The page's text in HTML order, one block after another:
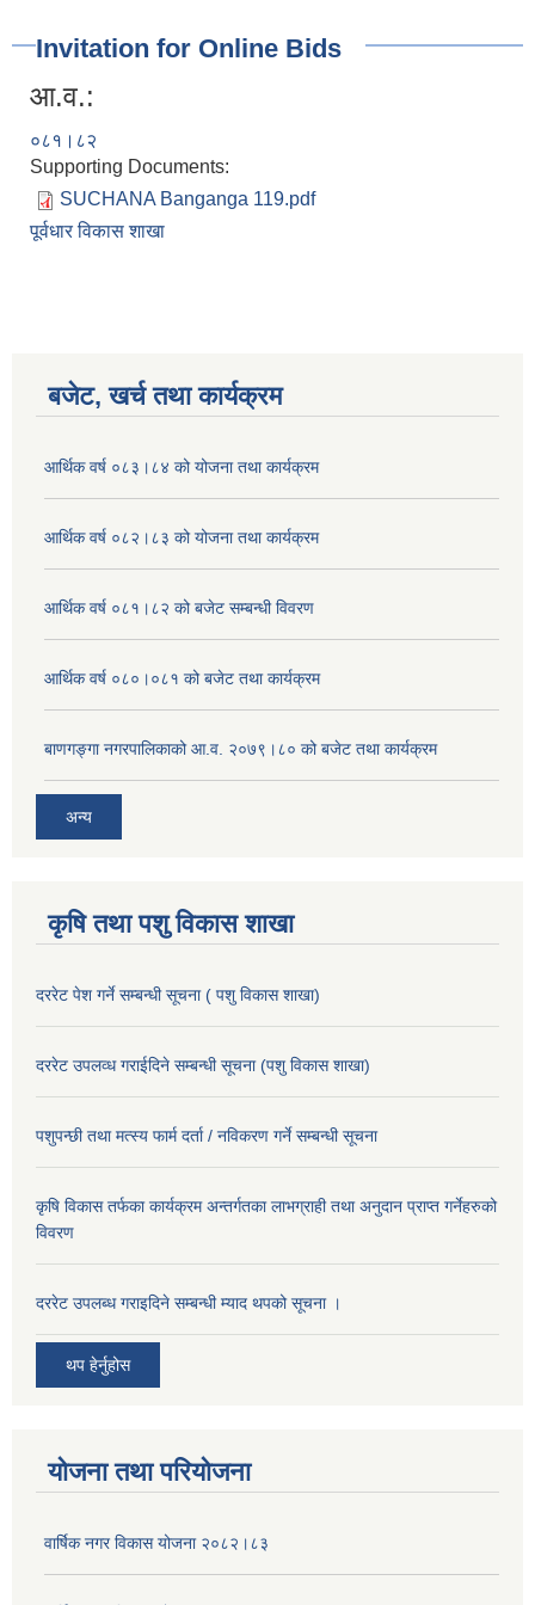
Invitation for Online Bids
आ.व.:
०८१।८२
Supporting Documents:
SUCHANA Banganga 119.pdf
पूर्वधार विकास शाखा
बजेट, खर्च तथा कार्यक्रम
आर्थिक वर्ष ०८३।८४ को योजना तथा कार्यक्रम
आर्थिक वर्ष ०८२।८३ को योजना तथा कार्यक्रम
आर्थिक वर्ष ०८१।८२ को बजेट सम्बन्धी विवरण
आर्थिक वर्ष ०८०।०८१ को बजेट तथा कार्यक्रम
बाणगङ्गा नगरपालिकाको आ.व. २०७९।८० को बजेट तथा कार्यक्रम
अन्य
कृषि तथा पशु विकास शाखा
दररेट पेश गर्ने सम्बन्धी सूचना ( पशु विकास शाखा)
दररेट उपलव्ध गराईदिने सम्बन्धी सूचना (पशु विकास शाखा)
पशुपन्छी तथा मत्स्य फार्म दर्ता / नविकरण गर्ने सम्बन्धी सूचना
कृषि विकास तर्फका कार्यक्रम अन्तर्गतका लाभग्राही तथा अनुदान प्राप्त गर्नेहरुको
विवरण
दररेट उपलब्ध गराइदिने सम्बन्धी म्याद थपको सूचना ।
थप हेर्नुहोस
योजना तथा परियोजना
वार्षिक नगर विकास योजना २०८२।८३